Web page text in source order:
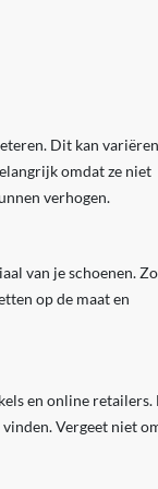
Dit kan
omdat ze niet
verhogen.
van je schoenen.
op de maat en
en online retailers.
Vergeet niet